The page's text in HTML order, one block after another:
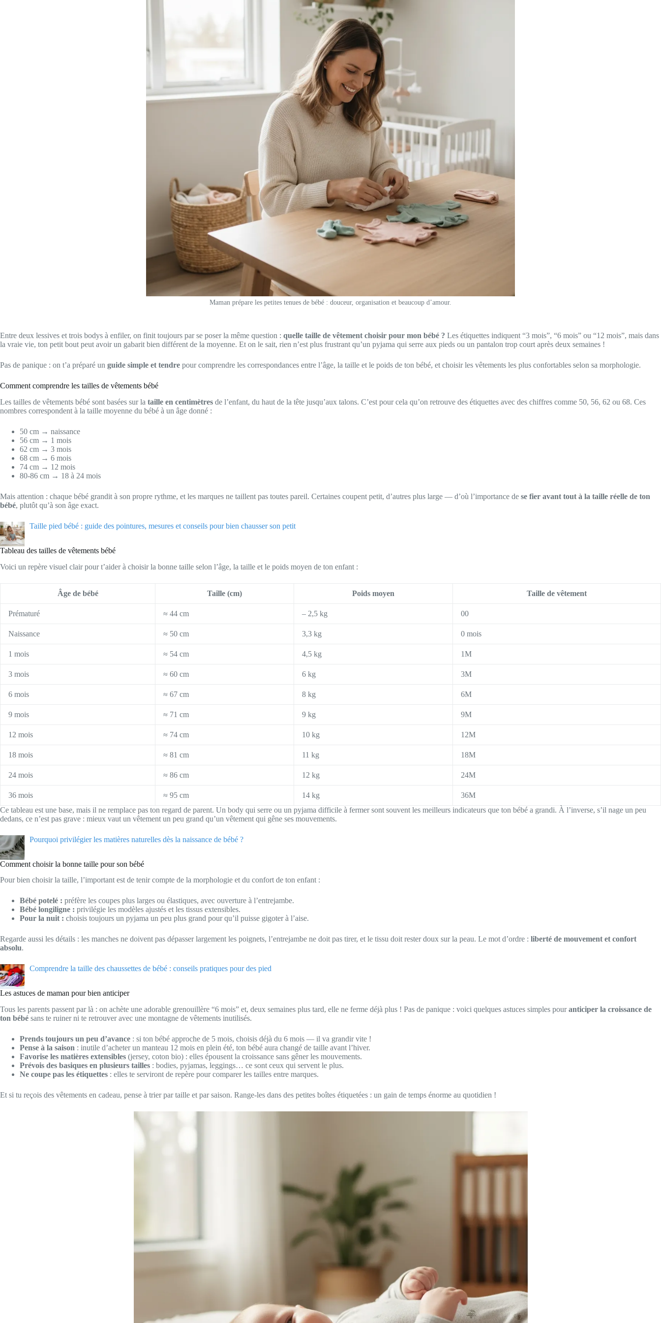
Maman prépare les petites tenues de bébé : douceur, organisation et beaucoup d’amour.
Entre deux lessives et trois bodys à enfiler, on finit toujours par se poser la même question : quelle taille de vêtement choisir pour mon bébé ? Les étiquettes indiquent “3 mois”, “6 mois” ou “12 mois”, mais dans
la vraie vie, ton petit bout peut avoir un gabarit bien différent de la moyenne. Et on le sait, rien n’est plus frustrant qu’un pyjama qui serre aux pieds ou un pantalon trop court après deux semaines !
Pas de panique : on t’a préparé un guide simple et tendre pour comprendre les correspondances entre l’âge, la taille et le poids de ton bébé, et choisir les vêtements les plus confortables selon sa morphologie.
Comment comprendre les tailles de vêtements bébé
Les tailles de vêtements bébé sont basées sur la taille en centimètres de l’enfant, du haut de la tête jusqu’aux talons. C’est pour cela qu’on retrouve des étiquettes avec des chiffres comme 50, 56, 62 ou 68. Ces
nombres correspondent à la taille moyenne du bébé à un âge donné :
50 cm → naissance
56 cm → 1 mois
62 cm → 3 mois
68 cm → 6 mois
74 cm → 12 mois
80-86 cm → 18 à 24 mois
Mais attention : chaque bébé grandit à son propre rythme, et les marques ne taillent pas toutes pareil. Certaines coupent petit, d’autres plus large — d’où l’importance de se fier avant tout à la taille réelle de ton
bébé, plutôt qu’à son âge exact.
Taille pied bébé : guide des pointures, mesures et conseils pour bien chausser son petit
Tableau des tailles de vêtements bébé
Voici un repère visuel clair pour t’aider à choisir la bonne taille selon l’âge, la taille et le poids moyen de ton enfant :
Âge de bébé Taille (cm) Poids moyen Taille de vêtement
Prématuré ≈ 44 cm – 2,5 kg 00
Naissance ≈ 50 cm 3,3 kg 0 mois
1 mois ≈ 54 cm 4,5 kg 1M
3 mois ≈ 60 cm 6 kg 3M
6 mois ≈ 67 cm 8 kg 6M
9 mois ≈ 71 cm 9 kg 9M
12 mois ≈ 74 cm 10 kg 12M
18 mois ≈ 81 cm 11 kg 18M
24 mois ≈ 86 cm 12 kg 24M
36 mois ≈ 95 cm 14 kg
36M
Ce tableau est une base, mais il ne remplace pas ton regard de parent. Un body qui serre ou un pyjama difficile à fermer sont souvent les meilleurs indicateurs que ton bébé a grandi. À l’inverse, s’il nage un peu
dedans, ce n’est pas grave : mieux vaut un vêtement un peu grand qu’un vêtement qui gêne ses mouvements.
Pourquoi privilégier les matières naturelles dès la naissance de bébé ?
Comment choisir la bonne taille pour son bébé
Pour bien choisir la taille, l’important est de tenir compte de la morphologie et du confort de ton enfant :
Bébé potelé : préfère les coupes plus larges ou élastiques, avec ouverture à l’entrejambe.
Bébé longiligne : privilégie les modèles ajustés et les tissus extensibles.
Pour la nuit : choisis toujours un pyjama un peu plus grand pour qu’il puisse gigoter à l’aise.
Regarde aussi les détails : les manches ne doivent pas dépasser largement les poignets, l’entrejambe ne doit pas tirer, et le tissu doit rester doux sur la peau. Le mot d’ordre : liberté de mouvement et confort
absolu.
Comprendre la taille des chaussettes de bébé : conseils pratiques pour des pied
Les astuces de maman pour bien anticiper
Tous les parents passent par là : on achète une adorable grenouillère “6 mois” et, deux semaines plus tard, elle ne ferme déjà plus ! Pas de panique : voici quelques astuces simples pouranticiper la croissance de
ton bébé sans te ruiner ni te retrouver avec une montagne de vêtements inutilisés.
Prends toujours un peu d’avance : si ton bébé approche de 5 mois, choisis déjà du 6 mois — il va grandir vite !
Pense à la saison : inutile d’acheter un manteau 12 mois en plein été, ton bébé aura changé de taille avant l’hiver.
Favorise les matières extensibles (jersey, coton bio) : elles épousent la croissance sans gêner les mouvements.
Prévois des basiques en plusieurs tailles : bodies, pyjamas, leggings… ce sont ceux qui servent le plus.
Ne coupe pas les étiquettes : elles te serviront de repère pour comparer les tailles entre marques.
Et si tu reçois des vêtements en cadeau, pense à trier par taille et par saison. Range-les dans des petites boîtes étiquetées : un gain de temps énorme au quotidien !